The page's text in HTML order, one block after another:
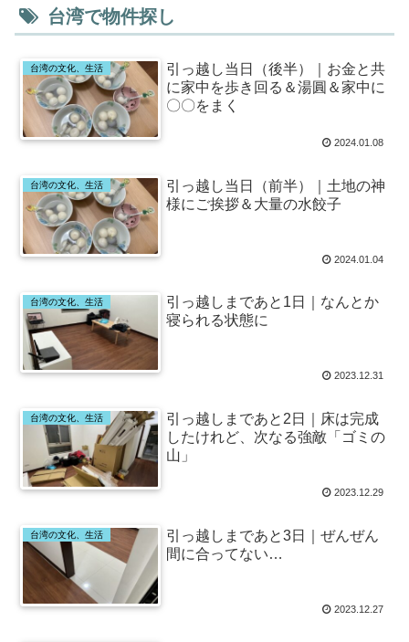
台湾で物件探し
台湾の文化、生活
引っ越し当日（後半）｜お金と共
に家中を歩き回る＆湯圓＆家中に
〇〇をまく
2024.01.08
台湾の文化、生活
引っ越し当日（前半）｜土地の神
様にご挨拶＆大量の水餃子
2024.01.04
台湾の文化、生活
引っ越しまであと1日｜なんとか
寝られる状態に
2023.12.31
台湾の文化、生活
引っ越しまであと2日｜床は完成
したけれど、次なる強敵「ゴミの
山」
2023.12.29
台湾の文化、生活
引っ越しまであと3日｜ぜんぜん
間に合ってない…
2023.12.27